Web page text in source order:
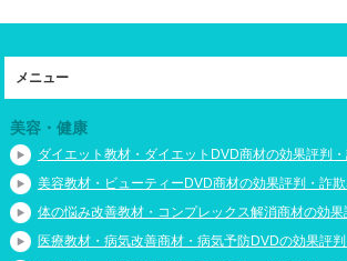
メニュー
美容・健康
ダイエット教材・ダイエットDVD商材の効果評判
美容教材・ビューティーDVD商材の効果評判・詐
体の悩み改善教材・コンプレックス解消商材の効
医療教材・病気改善商材・病気予防DVDの効果評